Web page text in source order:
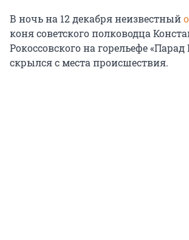
В ночь на 12 декабря неизвестный
коня советского полководца
Рокоссовского на горельефе
скрылся с места происшествия.